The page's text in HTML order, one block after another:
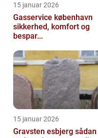
15 januar 2026
Gasservice københavn
sikkerhed, komfort og
bespar...
15 januar 2026
Gravsten esbjerg sådan